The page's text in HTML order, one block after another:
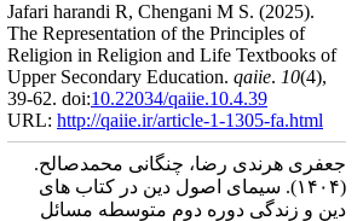
Jafari harandi R, Chengani M S. (2025).
The Representation of the Principles of
Religion in Religion and Life Textbooks of
Upper Secondary Education. qaiie. 10(4),
39-62. doi:10.22034/qaiie.10.4.39
URL: http://qaiie.ir/article-1-1305-fa.html
جعفری هرندی رضا، چنگانی محمدصالح.
(۱۴۰۴).
سیمای اصول دین در کتاب های
دین و زندگی دوره دوم متوسطه مسائل